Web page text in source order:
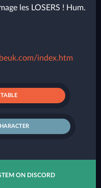
les LOSERS ! Hum.
index.htm
ON DISCORD